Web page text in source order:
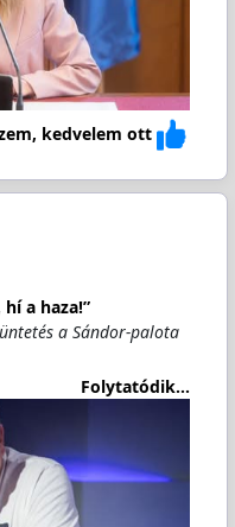
kedvelem ott
a haza!”
a Sándor-palota
Folytatódik...